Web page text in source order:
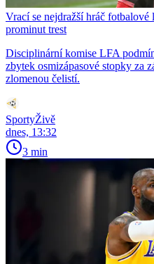
Vrací se nejdražší hráč
prominut trest
Disciplinární komise LFA
zbytek osmizápasové stopky za
zlomenou čelistí.
SportyŽivě
dnes, 13:32
3 min